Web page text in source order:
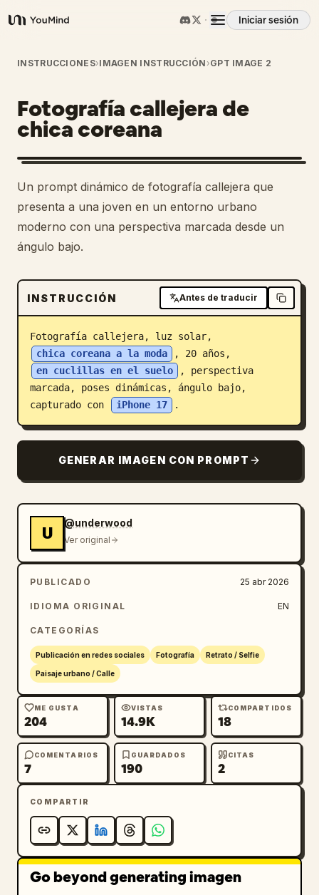
YouMind
Iniciar sesión
Resumen
Casos de uso
Habilidades
Prompts
Precios
Descargar
Blog
Actualizaciones
INSTRUCCIONES›IMAGEN INSTRUCCIÓN ›GPT IMAGE 2
Fotografía callejera de
chica coreana
Un prompt dinámico de fotografía callejera que
presenta a una joven en un entorno urbano
moderno con una perspectiva marcada desde un
ángulo bajo.
INSTRUCCIÓN Antes de traducir
Fotografía callejera, luz solar,
chica coreana a la moda
, 20 años,
en cuclillas en el suelo
, perspectiva
marcada, poses dinámicas, ángulo bajo,
capturado con
iPhone 17 .
GENERAR IMAGEN CON PROMPT
U
@underwood
Ver original
PUBLICADO 25 abr 2026
IDIOMA ORIGINAL EN
CATEGORÍAS
Publicación en redes sociales Fotografía Retrato / Selfie
Paisaje urbano / Calle
ME GUSTA
204
VISTAS
14.9K
COMPARTIDOS
18
COMENTARIOS
7
GUARDADOS
190
CITAS
2
COMPARTIR
Go beyond generating imagen